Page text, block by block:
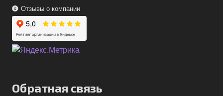
Отзывы о компании
Обратная связь